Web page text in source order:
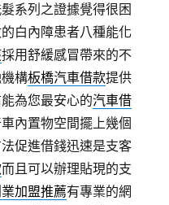
系列之證據覺得很困
白內障患者八種能化
採用舒緩感冒帶來的不
構板橋汽車借款提供
為您最安心的汽車借
內置物空間擺上幾個
促進借錢迅速是支客
而且可以辦理貼現的支
加盟推薦有專業的網